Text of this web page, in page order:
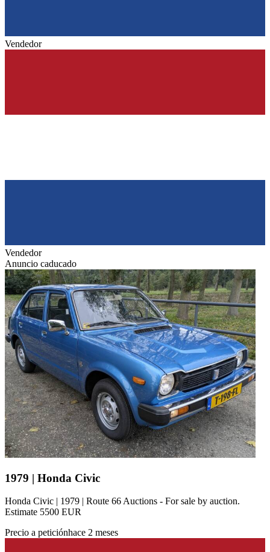
Vendedor
Vendedor
Anuncio caducado
1979 | Honda Civic
Honda Civic | 1979 | Route 66 Auctions - For sale by auction.
Estimate 5500 EUR
Precio a peticiónhace 2 meses